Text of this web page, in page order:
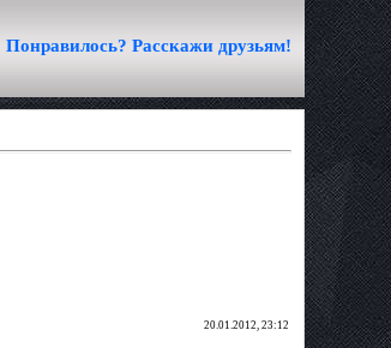
Понравилось? Расскажи друзьям!
20.01.2012, 23:12